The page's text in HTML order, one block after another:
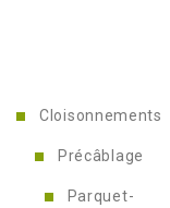
Cloisonnements
Précâblage
Parquet-